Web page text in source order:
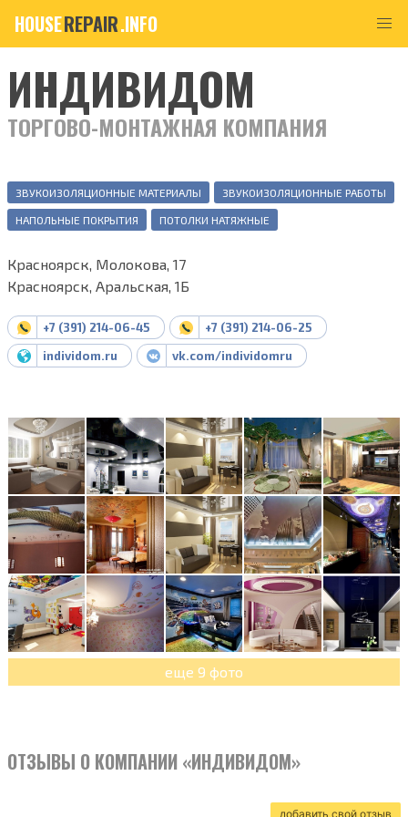
HOUSEREPAIR.INFO
ИНДИВИДОМ
ТОРГОВО-МОНТАЖНАЯ КОМПАНИЯ
ЗВУКОИЗОЛЯЦИОННЫЕ МАТЕРИАЛЫ ЗВУКОИЗОЛЯЦИОННЫЕ РАБОТЫ
НАПОЛЬНЫЕ ПОКРЫТИЯ ПОТОЛКИ НАТЯЖНЫЕ
Красноярск, Молокова, 17
Красноярск, Аральская, 1Б
+7 (391) 214-06-45
+7 (391) 214-06-25
individom.ru
vk.com/individomru
еще 9 фото
ОТЗЫВЫ О КОМПАНИИ «ИНДИВИДОМ»
добавить свой отзыв